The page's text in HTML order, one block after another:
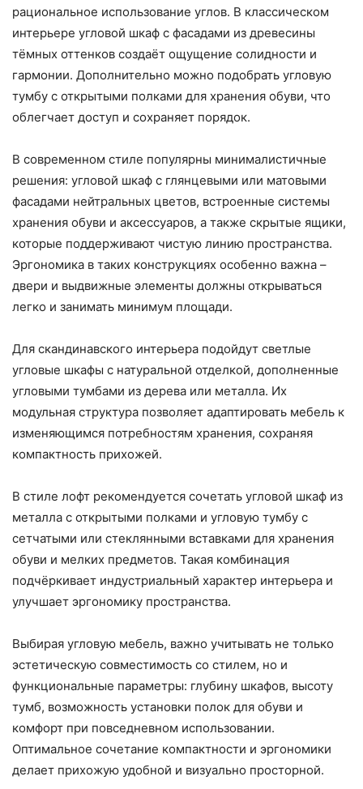
рациональное использование углов. В классическом
интерьере угловой шкаф с фасадами из древесины
тёмных оттенков создаёт ощущение солидности и
гармонии. Дополнительно можно подобрать угловую
тумбу с открытыми полками для хранения обуви, что
облегчает доступ и сохраняет порядок.
В современном стиле популярны минималистичные
решения: угловой шкаф с глянцевыми или матовыми
фасадами нейтральных цветов, встроенные системы
хранения обуви и аксессуаров, а также скрытые ящики,
которые поддерживают чистую линию пространства.
Эргономика в таких конструкциях особенно важна –
двери и выдвижные элементы должны открываться
легко и занимать минимум площади.
Для скандинавского интерьера подойдут светлые
угловые шкафы с натуральной отделкой, дополненные
угловыми тумбами из дерева или металла. Их
модульная структура позволяет адаптировать мебель к
изменяющимся потребностям хранения, сохраняя
компактность прихожей.
В стиле лофт рекомендуется сочетать угловой шкаф из
металла с открытыми полками и угловую тумбу с
сетчатыми или стеклянными вставками для хранения
обуви и мелких предметов. Такая комбинация
подчёркивает индустриальный характер интерьера и
улучшает эргономику пространства.
Выбирая угловую мебель, важно учитывать не только
эстетическую совместимость со стилем, но и
функциональные параметры: глубину шкафов, высоту
тумб, возможность установки полок для обуви и
комфорт при повседневном использовании.
Оптимальное сочетание компактности и эргономики
делает прихожую удобной и визуально просторной.